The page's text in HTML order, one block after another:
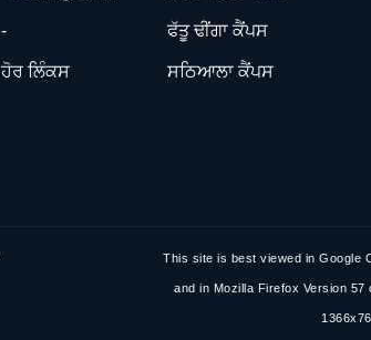
-
ਹੋਰ ਲਿੰਕਸ
ਫੱਤੂ ਢੀਂਗਾ ਕੈਂਪਸ
ਸਠਿਆਲਾ ਕੈਂਪਸ
This site is best viewed in Google
and in Mozilla Firefox Version 57